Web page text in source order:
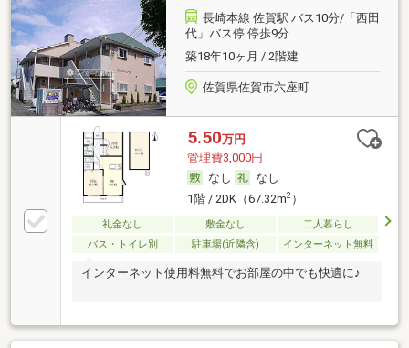
長崎本線 佐賀駅 バス10分/「西田
代」バス停 停歩9分
築18年10ヶ月 / 2階建
佐賀県佐賀市六座町
5.50万円
管理費3,000円
なし
なし
1階 / 2DK（67.32m2）
礼金なし 敷金なし
二人暮らし
バス・トイレ別
駐車場(近隣含) インターネット無料
インターネット使用料無料でお部屋の中でも快適に♪